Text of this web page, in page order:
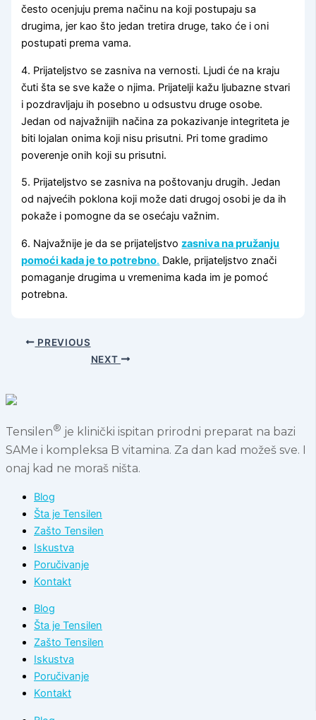
često ocenjuju prema načinu na koji postupaju sa
drugima, jer kao što jedan tretira druge, tako će i oni
postupati prema vama.
4. Prijateljstvo se zasniva na vernosti. Ljudi će na kraju
čuti šta se sve kaže o njima. Prijatelji kažu ljubazne stvari
i pozdravljaju ih posebno u odsustvu druge osobe.
Jedan od najvažnijih načina za pokazivanje integriteta je
biti lojalan onima koji nisu prisutni. Pri tome gradimo
poverenje onih koji su prisutni.
5. Prijateljstvo se zasniva na poštovanju drugih. Jedan
od najvećih poklona koji može dati drugoj osobi je da ih
pokaže i pomogne da se osećaju važnim.
6. Najvažnije je da se prijateljstvozasniva na pružanju
pomoći kada je to potrebno. Dakle, prijateljstvo znači
pomaganje drugima u vremenima kada im je pomoć
potrebna.
PREVIOUS
NEXT
Tensilen® je klinički ispitan prirodni preparat na bazi
SAMe i kompleksa B vitamina. Za dan kad možeš sve. I
onaj kad ne moraš ništa.
Blog
Šta je Tensilen
Zašto Tensilen
Iskustva
Poručivanje
Kontakt
Blog
Šta je Tensilen
Zašto Tensilen
Iskustva
Poručivanje
Kontakt